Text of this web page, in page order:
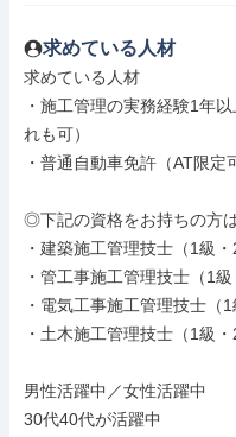
求めている人材
求めている人材
・施工管理の実務経験1年
れも可）
・普通自動車免許（AT限定
◎下記の資格をお持ちの方
・建築施工管理技士（1級・
・管工事施工管理技士（1級
・電気工事施工管理技士（1
・土木施工管理技士（1級・
男性活躍中／女性活躍中
30代40代が活躍中